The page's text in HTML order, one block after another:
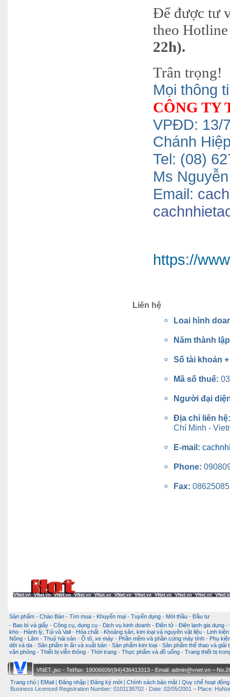
Để được tư
theo
22h).
Trân trọng!
Mọi thông
CÔNG TY
VPĐD: 13/
Chánh
Tel: (08)
Ms
Email:
https://
Liên hệ
Loai hình
Năm thành
Số tài khoản
Mã số thuế:
Người đại
Địa chỉ liên
Chí Minh -
E-mail:
Phone:
Fax:
Sản phẩm - Chào Bán - Tìm mua - Khuyến mại - Tuyển dụng - Mời thầu - Đầu tư
- Bao bì và giấy - Công cụ, dụng cụ - Dịch vụ kinh doanh - Điện tử - Điện lạnh gia dụng -
kho - Hành lý, Túi và Vali - Hóa chất - Khoáng sản, kim loại và nguyên vật liệu -
Linh
Nông - Lâm - Thuỷ hải sản - Ô tô, xe máy - Phần mềm và phần cứng máy tính - Phụ
dệt và da - Sản phẩm in ấn và xuất bản - Sản phẩm kim loại - Sản phẩm thể thao và giải
văn phòng - Thiết bị viễn thông - Thời trang - Thực phẩm và đồ uống - Trang thiết bị
VNET.,jsc - Tel/fax: 19006609/(84)436413313 - Email: admin@vnet.vn –
Trang chủ
EMail Đăng nhập Đăng ký mới Chính sách bảo mật Quy chế hoạt động
Business Licensed Registration Number: 0101138702 - Date: 02/05/2001 – Place: